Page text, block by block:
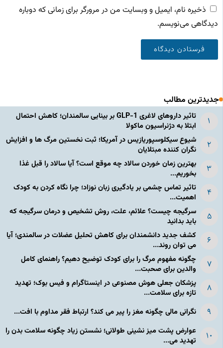
ذخیره نام، ایمیل و وبسایت من در مرورگر برای زمانی که دوباره
دیدگاهی می‌نویسم.
جدیدترین مطالب
تاثیر داروهای لاغری GLP-1 بر بینایی سالمندان؛ کاهش احتمال
ابتلا به دژنراسیون ماکولا
شیوع سیکلوسپوریازیس در آمریکا؛ ثبت نخستین مرگ ها و افزایش
نگران کننده مبتلایان
بهترین زمان خوردن سالاد چه موقع است؟ آیا سالاد را قبل غذا
بخوریم...
تاثیر تماس چشمی بر یادگیری زبان نوزاد؛ چرا نگاه کردن به کودک
اهمیت...
سرگیجه چیست؟ علائم، علت، روش تشخیص و درمان سرگیجه که
باید بدانید
کشف جدید دانشمندان برای کاهش تحلیل عضلات در سالمندی؛ آیا
می توان روند...
چگونه مفهوم مرگ را برای کودک توضیح دهیم؟ راهنمای کامل
والدین برای صحبت...
پزشکان جعلی هوش مصنوعی در اینستاگرام و فیس بوک؛ تهدید
تازه برای سلامت...
نگرانی مالی چگونه مغز را پیر می کند؟ ارتباط فقر مداوم با افت...
عوارض پشت میز نشینی طولانی؛ نشستن زیاد چگونه سلامت بدن را
تهدید می...